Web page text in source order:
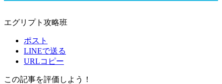
エグリプト攻略班
ポスト
LINEで送る
URLコピー
この記事を評価しよう！